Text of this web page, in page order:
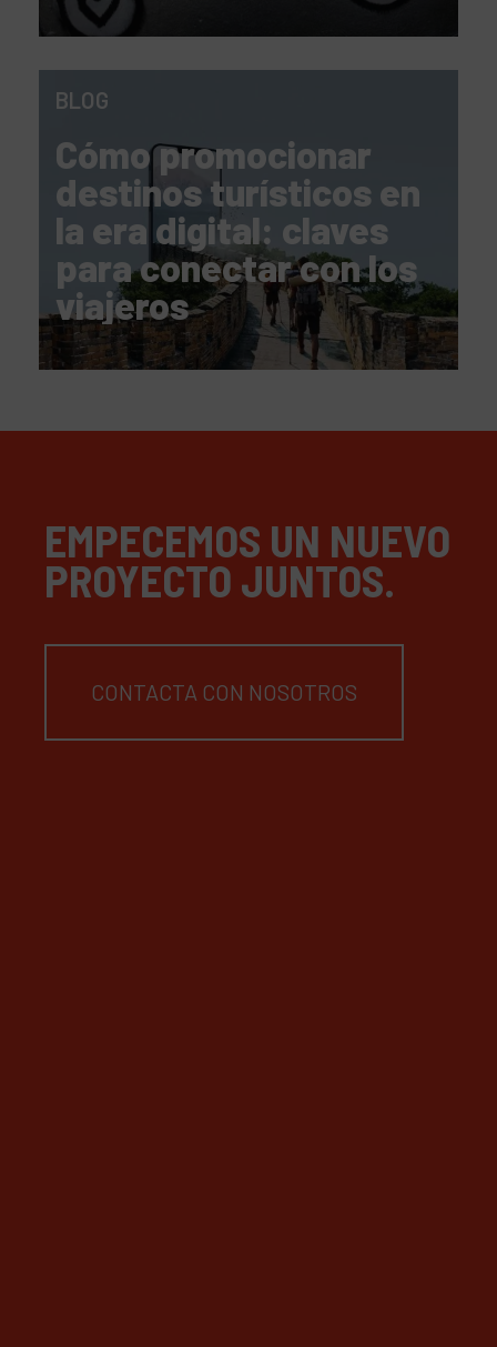
BLOG
Cómo promocionar
destinos turísticos en
la era digital: claves
para conectar con los
viajeros
EMPECEMOS UN NUEVO
PROYECTO JUNTOS.
CONTACTA CON NOSOTROS